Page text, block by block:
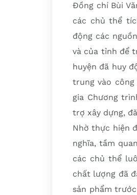
Đồng chí Bùi
các chủ thể
động các
và của tỉnh để
huyện đã huy
trung vào
gia Chương
trợ xây dựng,
Nhờ thực hiện
nghĩa, tầm
các chủ thể
chất lượng đã
sản phẩm